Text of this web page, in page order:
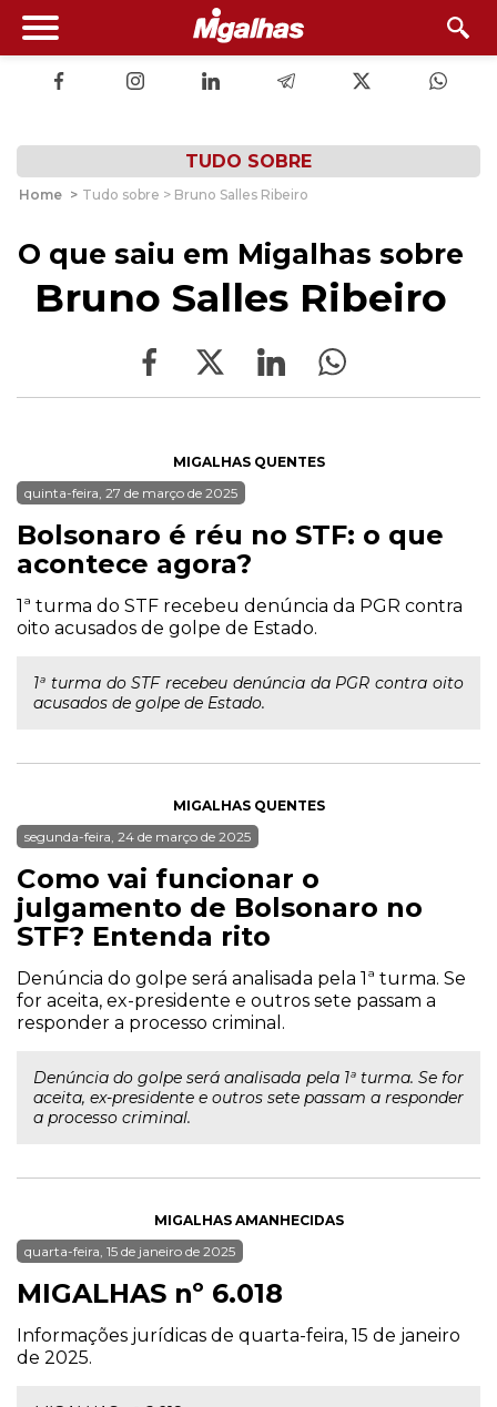
TUDO SOBRE
Home > Tudo sobre > Bruno Salles Ribeiro
O que saiu em Migalhas sobre
Bruno Salles Ribeiro
MIGALHAS QUENTES
quinta-feira, 27 de março de 2025
Bolsonaro é réu no STF: o que
acontece agora?
1ª turma do STF recebeu denúncia da PGR contra
oito acusados de golpe de Estado.
1ª turma do STF recebeu denúncia da PGR contra oito
acusados de golpe de Estado.
MIGALHAS QUENTES
segunda-feira, 24 de março de 2025
Como vai funcionar o
julgamento de Bolsonaro no
STF? Entenda rito
Denúncia do golpe será analisada pela 1ª turma. Se
for aceita, ex-presidente e outros sete passam a
responder a processo criminal.
Denúncia do golpe será analisada pela 1ª turma. Se for
aceita, ex-presidente e outros sete passam a responder
a processo criminal.
MIGALHAS AMANHECIDAS
quarta-feira, 15 de janeiro de 2025
MIGALHAS nº 6.018
Informações jurídicas de quarta-feira, 15 de janeiro
de 2025.